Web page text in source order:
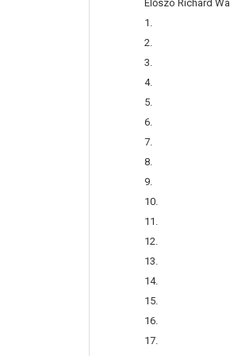
Előszó Richard
1.
2.
3.
4.
5.
6.
7.
8.
9.
10.
11.
12.
13.
14.
15.
16.
17.